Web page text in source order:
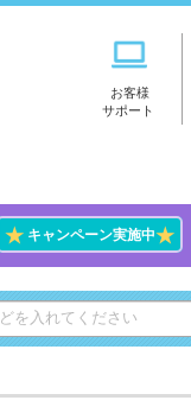
お客様
サポート
★キャンペーン実施中★